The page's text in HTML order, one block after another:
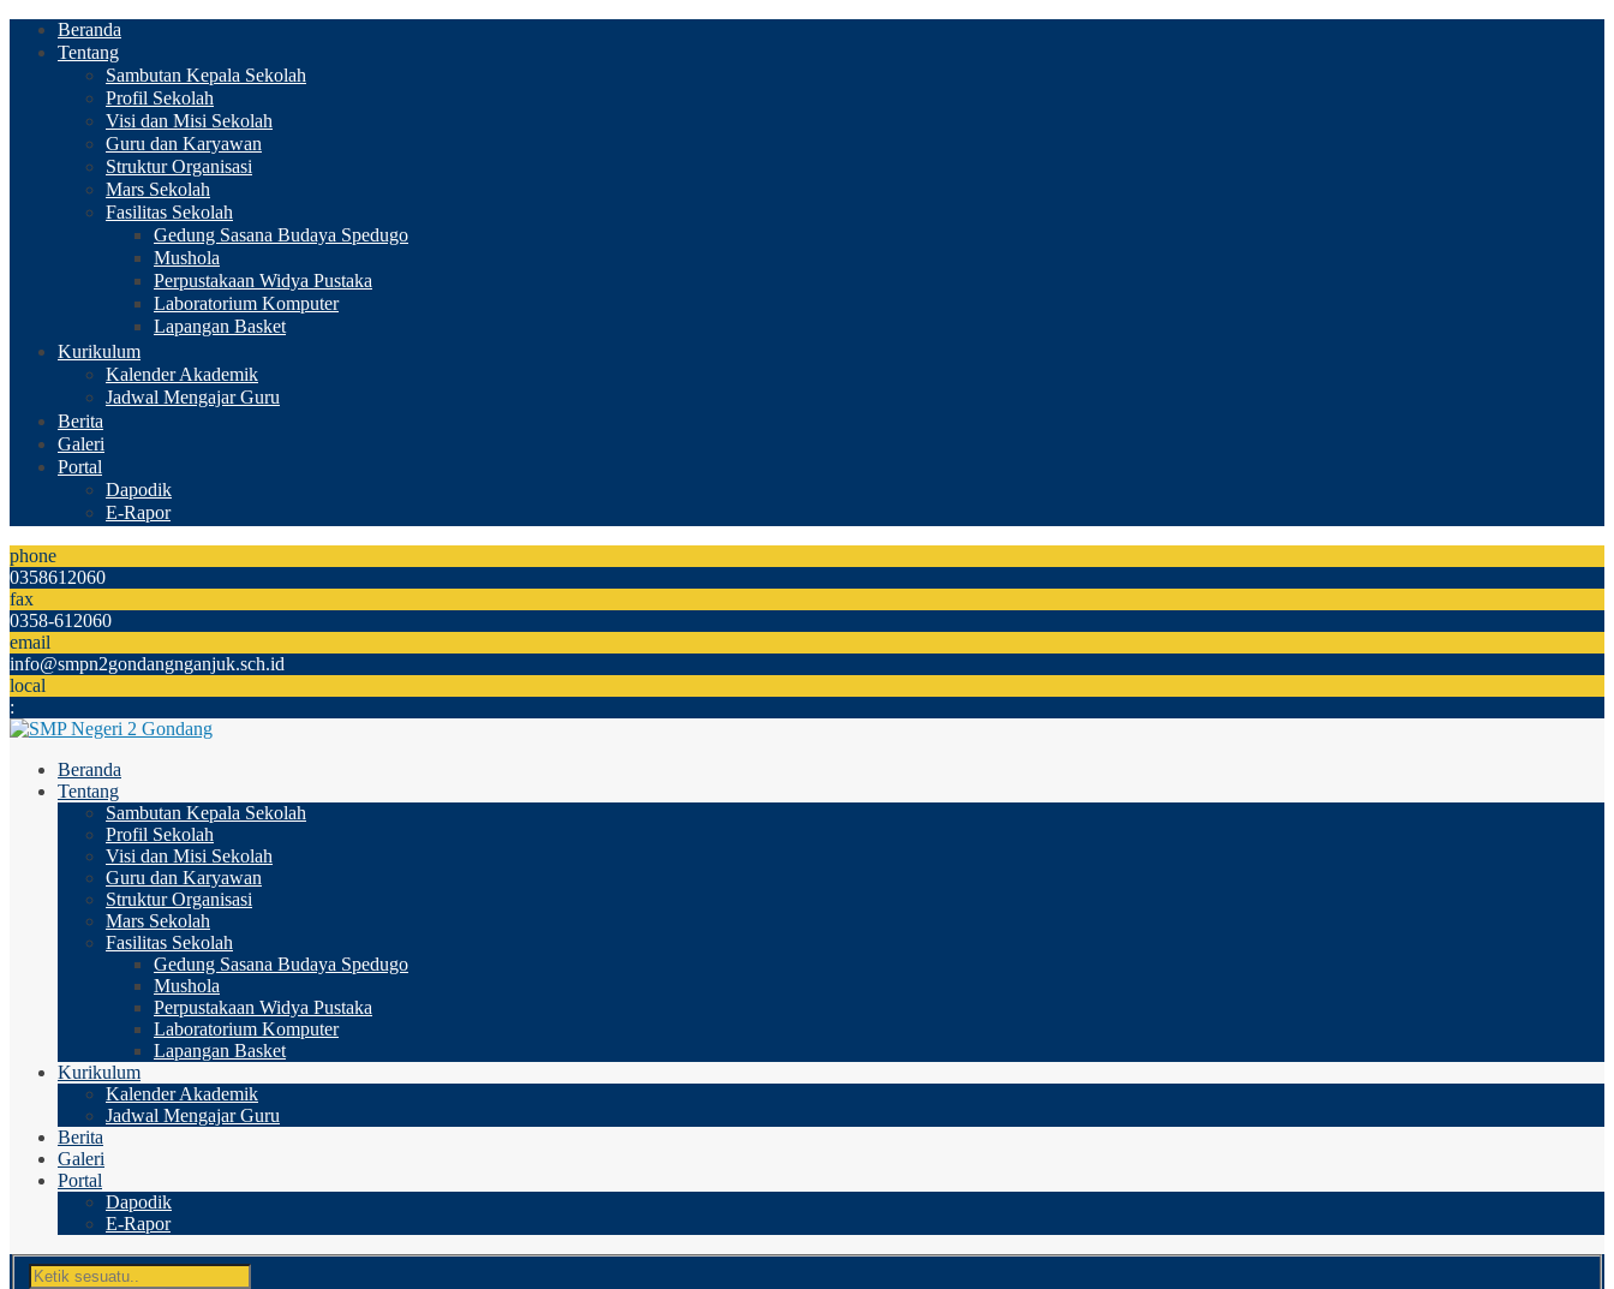
Beranda
Tentang
Sambutan Kepala Sekolah
Profil Sekolah
Visi dan Misi Sekolah
Guru dan Karyawan
Struktur Organisasi
Mars Sekolah
Fasilitas Sekolah
Gedung Sasana Budaya Spedugo
Mushola
Perpustakaan Widya Pustaka
Laboratorium Komputer
Lapangan Basket
Kurikulum
Kalender Akademik
Jadwal Mengajar Guru
Berita
Galeri
Portal
Dapodik
E-Rapor
phone
0358612060
fax
0358-612060
email
info@smpn2gondangnganjuk.sch.id
local
:
Beranda
Tentang
Sambutan Kepala Sekolah
Profil Sekolah
Visi dan Misi Sekolah
Guru dan Karyawan
Struktur Organisasi
Mars Sekolah
Fasilitas Sekolah
Gedung Sasana Budaya Spedugo
Mushola
Perpustakaan Widya Pustaka
Laboratorium Komputer
Lapangan Basket
Kurikulum
Kalender Akademik
Jadwal Mengajar Guru
Berita
Galeri
Portal
Dapodik
E-Rapor